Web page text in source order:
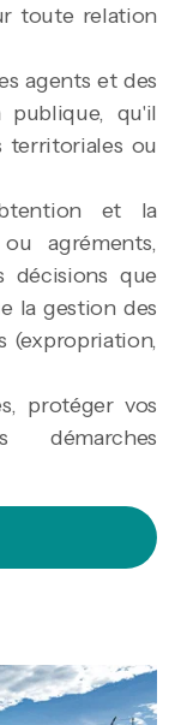
toute relation
agents et des
publique, qu'il
territoriales ou
et la
agréments,
décisions que
la gestion des
(expropriation,
protéger vos